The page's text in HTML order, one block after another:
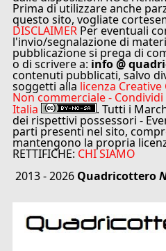
Prima di utilizzare anche
questo sito, vogliate
DISCLAIMER Per eventuali
l'invio/segnalazione di
pubblicazione si prega di
o di scrivere a: info @
contenuti pubblicati, salvo
soggetti alla licenza
Non commerciale -
Italia . Tutti i
dei rispettivi possessori -
parti presenti nel sito,
mantengono la propria
RETTIFICHE: CHI SIAMO
2013 - 2026 Quadricottero